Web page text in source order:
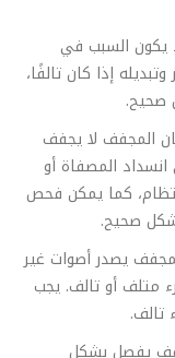
يكون السبب في
إذا كان تالفًا،
صحيح.
المجفف لا يجفف
المصفاة أو
كما يمكن فحص
صحيح.
يصدر أصوات غير
متلف أو تالف. يجب
تالف.
يفصل بشكل